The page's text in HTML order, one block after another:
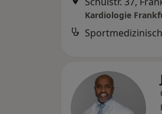
Kardiologie